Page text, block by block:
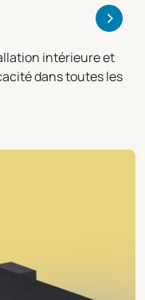
>
intérieure et
dans toutes les